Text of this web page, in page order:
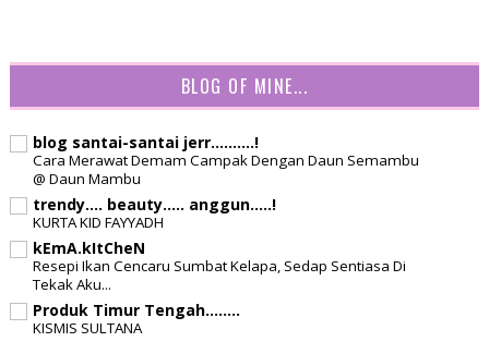
BLOG OF MINE...
blog santai-santai jerr..........!
Cara Merawat Demam Campak Dengan Daun Semambu
@ Daun Mambu
trendy.... beauty..... anggun.....!
KURTA KID FAYYADH
kEmA.kItCheN
Resepi Ikan Cencaru Sumbat Kelapa, Sedap Sentiasa Di
Tekak Aku...
Produk Timur Tengah........
KISMIS SULTANA